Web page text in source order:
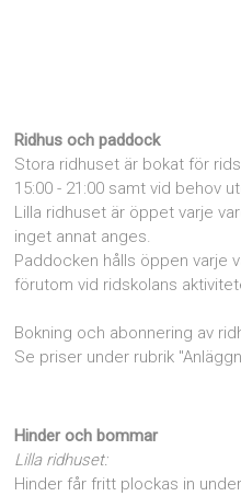
Ridhus och paddock
Stora ridhuset är bokat för
15:00 - 21:00 samt vid behov
Lilla ridhuset är öppet varje
inget annat anges.
Paddocken hålls öppen varje
förutom vid ridskolans
Bokning och abonnering av
Se priser under rubrik
Hinder och bommar
Lilla ridhuset:
Hinder får fritt plockas in